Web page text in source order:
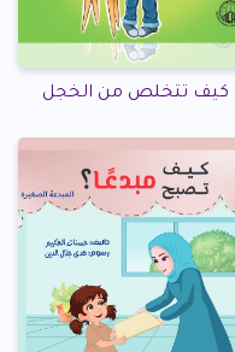
كيف تتخلص من الخجل